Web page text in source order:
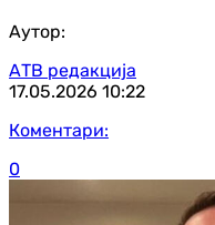
Аутор:
АТВ редакција
17.05.2026 10:22
Коментари:
0